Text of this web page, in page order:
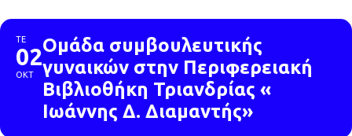
ΤΕ
02
ΟΚΤ
Ομάδα συμβουλευτικής
γυναικών στην Περιφερειακή
Βιβλιοθήκη Τριανδρίας «
Ιωάννης Δ. Διαμαντής»